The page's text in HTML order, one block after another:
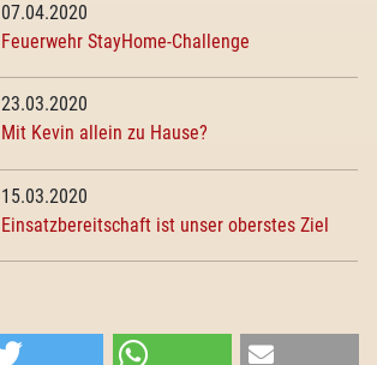
07.04.2020
Feuerwehr StayHome-Challenge
23.03.2020
Mit Kevin allein zu Hause?
15.03.2020
Einsatzbereitschaft ist unser oberstes Ziel